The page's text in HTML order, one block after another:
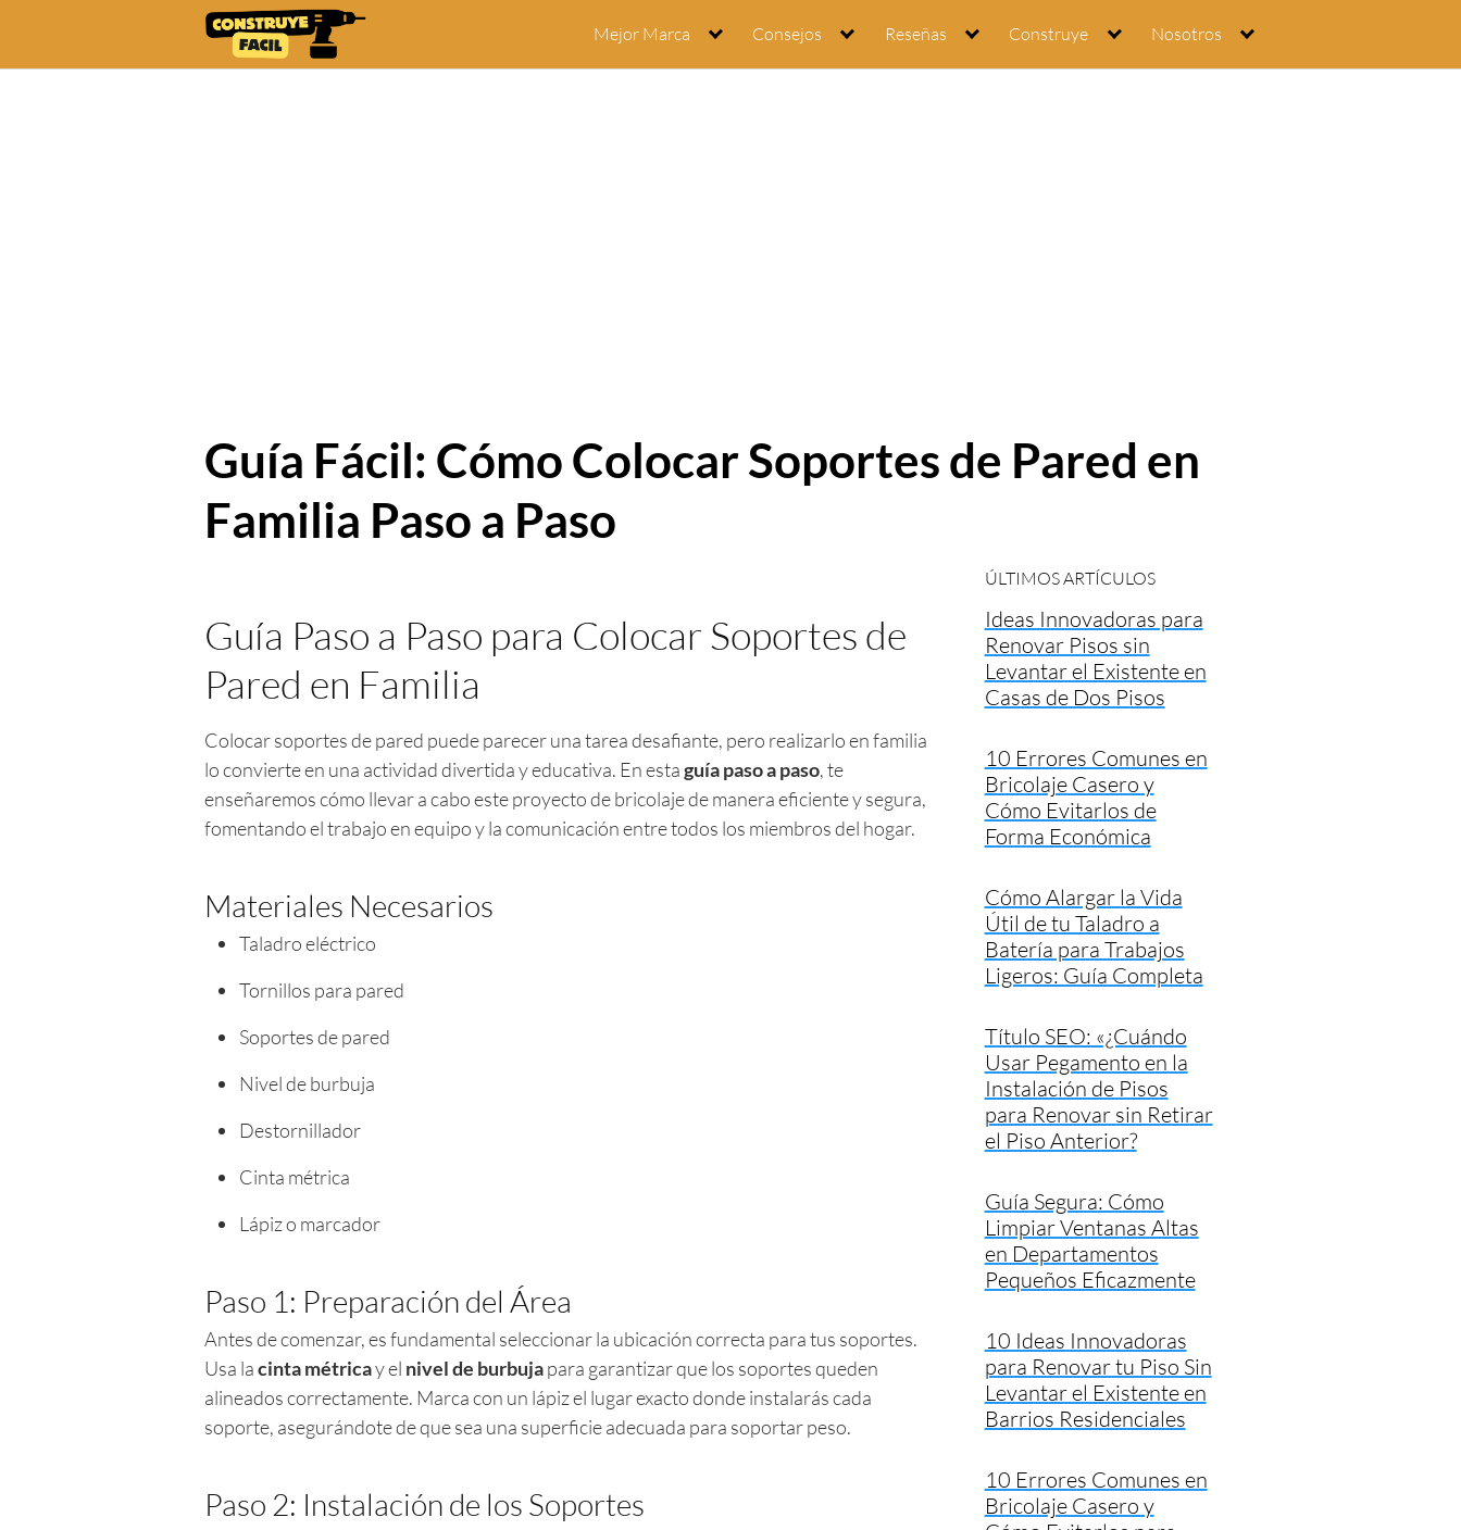
content
Mejor Marca Consejos Reseñas Construye Nosotros
Guía Fácil: Cómo Colocar Soportes de Pared en
Familia Paso a Paso
Guía Paso a Paso para Colocar Soportes de
Pared en Familia
Colocar soportes de pared puede parecer una tarea desafiante, pero realizarlo en familia
lo convierte en una actividad divertida y educativa. En estaguía paso a paso, te
enseñaremos cómo llevar a cabo este proyecto de bricolaje de manera eficiente y segura,
fomentando el trabajo en equipo y la comunicación entre todos los miembros del hogar.
Materiales Necesarios
Taladro eléctrico
Tornillos para pared
Soportes de pared
Nivel de burbuja
Destornillador
Cinta métrica
Lápiz o marcador
Paso 1: Preparación del Área
Antes de comenzar, es fundamental seleccionar la ubicación correcta para tus soportes.
Usa lacinta métricay el nivel de burbujapara garantizar que los soportes queden
alineados correctamente. Marca con un lápiz el lugar exacto donde instalarás cada
soporte, asegurándote de que sea una superficie adecuada para soportar peso.
Paso 2: Instalación de los Soportes
ÚLTIMOS ARTÍCULOS
Ideas Innovadoras para
Renovar Pisos sin
Levantar el Existente en
Casas de Dos Pisos
10 Errores Comunes en
Bricolaje Casero y
Cómo Evitarlos de
Forma Económica
Cómo Alargar la Vida
Útil de tu Taladro a
Batería para Trabajos
Ligeros: Guía Completa
Título SEO: «¿Cuándo
Usar Pegamento en la
Instalación de Pisos
para Renovar sin Retirar
el Piso Anterior?
Guía Segura: Cómo
Limpiar Ventanas Altas
en Departamentos
Pequeños Eficazmente
10 Ideas Innovadoras
para Renovar tu Piso Sin
Levantar el Existente en
Barrios Residenciales
10 Errores Comunes en
Bricolaje Casero y